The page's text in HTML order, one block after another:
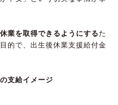
業を取得できるようにするた
的で、出生後休業支援給付金
支給イメージ